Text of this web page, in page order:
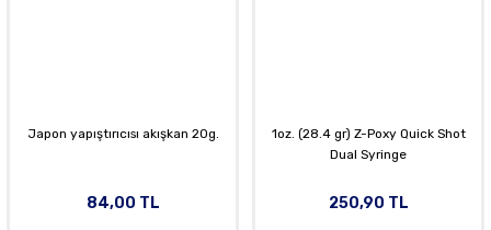
Japon yapıştırıcısı akışkan 20g.
84,00 TL
1oz. (28.4 gr) Z-Poxy Quick Shot
Dual Syringe
250,90 TL